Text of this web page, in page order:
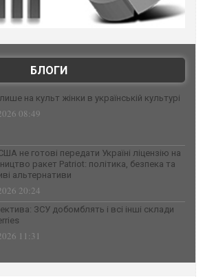
БЛОГИ
на культ жінки в українській культурі
08:49
не готові передати Україні ліцензію на
ракет Patriot: політика, безпека та
альтернативи
20:24
ЗСУ добомблять і всі інші склади
11:31